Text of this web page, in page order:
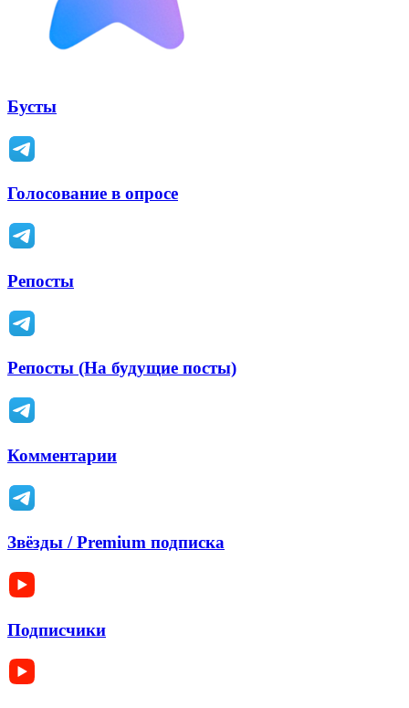
Бусты
Голосование в опросе
Репосты
Репосты (На будущие посты)
Комментарии
Звёзды / Premium подписка
Подписчики